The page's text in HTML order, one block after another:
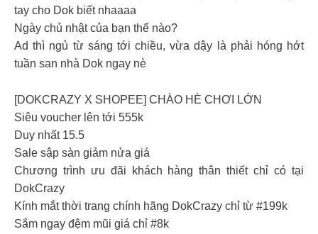
tay cho Dok biết nhaaaa
Ngày chủ nhật của bạn thế nào?
Ad thì ngủ từ sáng tới chiều, vừa dậy là phải hóng hớt
tuần san nhà Dok ngay nè
[DOKCRAZY X SHOPEE] CHÀO HÈ CHƠI LỚN
Siêu voucher lên tới 555k
Duy nhất 15.5
Sale sập sàn giảm nửa giá
Chương trình ưu đãi khách hàng thân thiết chỉ có tại
DokCrazy
Kính mắt thời trang chính hãng DokCrazy chỉ từ #199k
Sắm ngay đệm mũi giá chỉ #8k